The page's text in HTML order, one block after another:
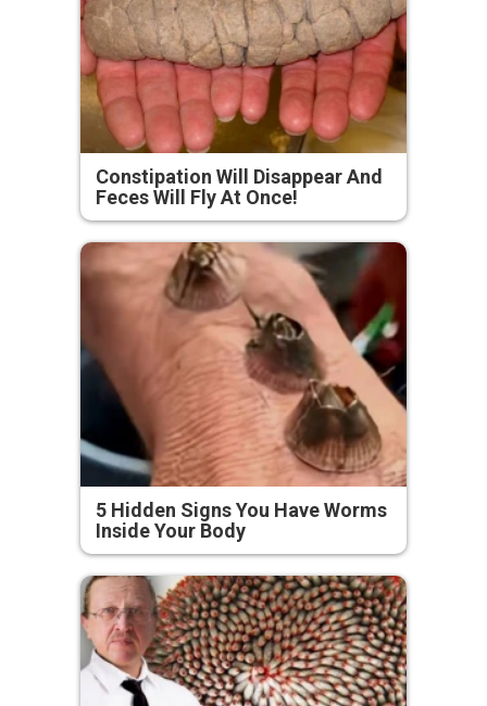
Constipation Will Disappear And
Feces Will Fly At Once!
5 Hidden Signs You Have Worms
Inside Your Body